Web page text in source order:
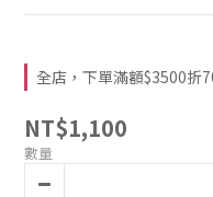
全店，下單滿額$3500折
NT$1,100
數量